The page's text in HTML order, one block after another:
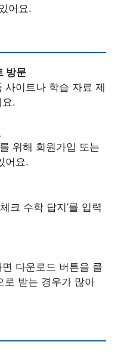
어요.
방문
사이트나 학습 자료 제
.
위해 회원가입 또는
어요.
크 수학 답지’를 입력
다운로드 버튼을 클
로 받는 경우가 많아